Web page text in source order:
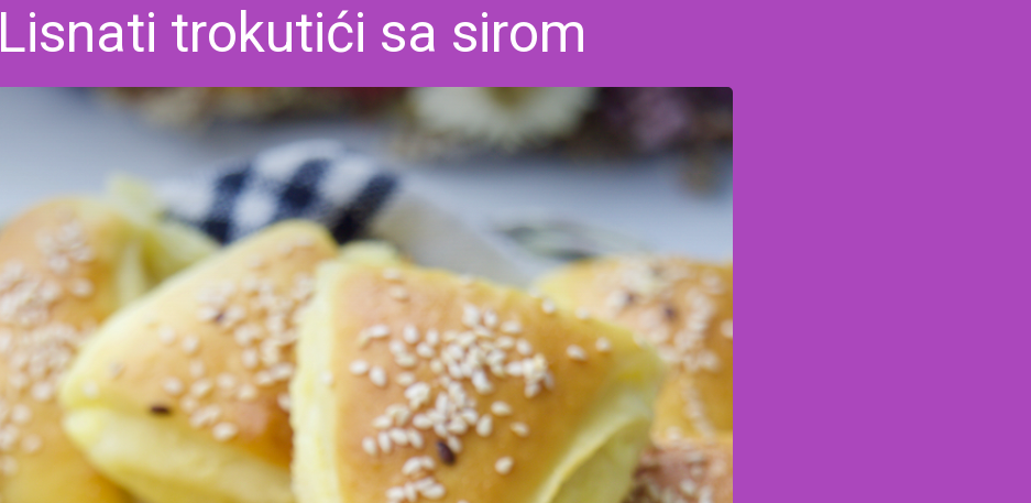
Lisnati trokutići sa sirom